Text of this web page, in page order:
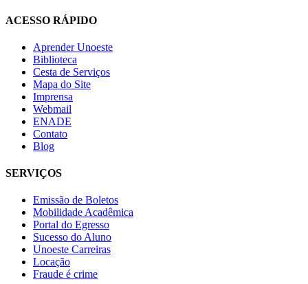
ACESSO RÁPIDO
Aprender Unoeste
Biblioteca
Cesta de Serviços
Mapa do Site
Imprensa
Webmail
ENADE
Contato
Blog
SERVIÇOS
Emissão de Boletos
Mobilidade Acadêmica
Portal do Egresso
Sucesso do Aluno
Unoeste Carreiras
Locação
Fraude é crime